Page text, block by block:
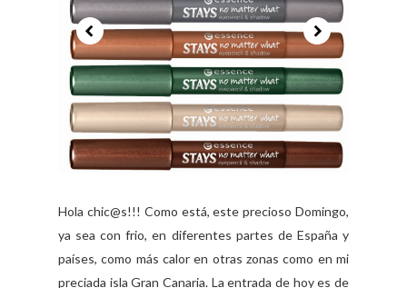
Hola chic@s!!! Como está, este precioso Domingo,
ya sea con frio, en diferentes partes de España y
países, como más calor en otras zonas como en mi
preciada isla Gran Canaria. La entrada de hoy es de